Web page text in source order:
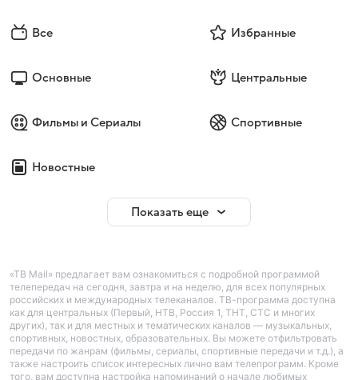
Все Избранные
Основные Центральные
Фильмы и Сериалы Спортивные
Новостные
Показать еще
«ТВ Mail» предлагает вам ознакомиться с подробной программой
телепередач на сегодня, завтра и на неделю, для всех популярных
российских и международных телеканалов. ТВ-программа доступна
как для центральных (Первый, НТВ, Россия 1, ТНТ, СТС и многих
других), так и для местных и тематических каналов — музыкальных,
спортивных, новостных, образовательных. Вы можете отфильтровать
передачи по жанрам (фильмы, сериалы, спортивные передачи и т.д.), а
также настроить список интересных лично вам телепрограмм. Кроме
того, вам доступна настройка напоминаний о начале любимых